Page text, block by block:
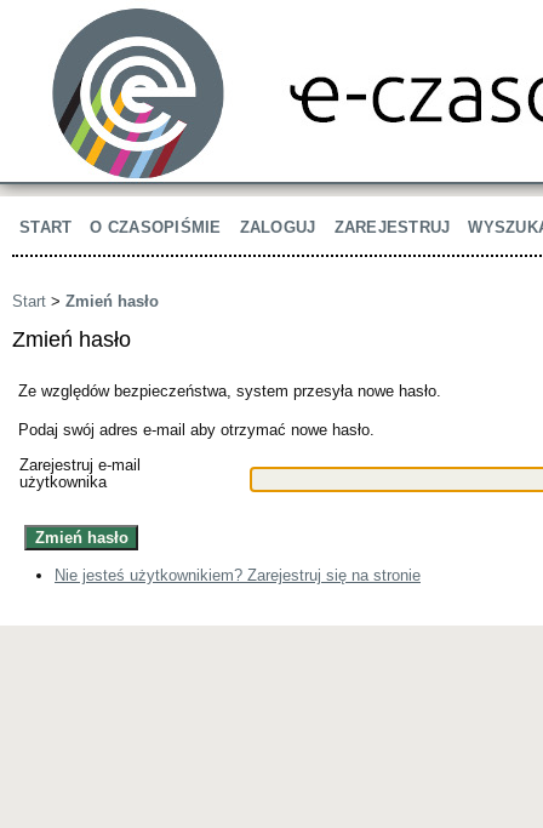
START O CZASOPIŚMIE ZALOGUJ ZAREJESTRUJ
Start > Zmień hasło
Zmień hasło
Ze względów bezpieczeństwa, system przesyła nowe hasło.
Podaj swój adres e-mail aby otrzymać nowe hasło.
Zarejestruj e-mail
użytkownika
Nie jesteś użytkownikiem? Zarejestruj się na stronie